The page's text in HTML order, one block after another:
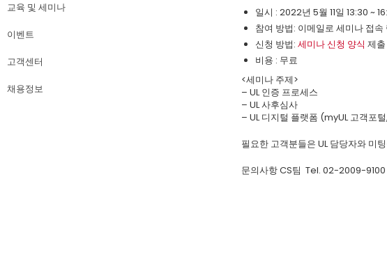
교육 및 세미나
이벤트
고객센터
채용정보
일시 : 2022년 5월 11일 13:30 ~
참여 방법: 이메일로 세미나 접속
신청 방법: 세미나 신청 양식 제출
비용 : 무료
<세미나 주제>
– UL 인증 프로세스
– UL 사후심사
– UL 디지털 플랫폼 (myUL 고객포
필요한 고객분들은 UL 담당자와 미
문의사항 CS팀 Tel. 02-2009-